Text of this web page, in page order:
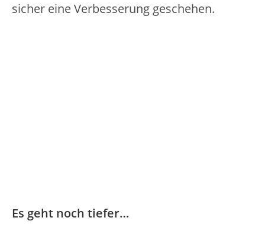
sicher eine Verbesserung geschehen.
Es geht noch tiefer…